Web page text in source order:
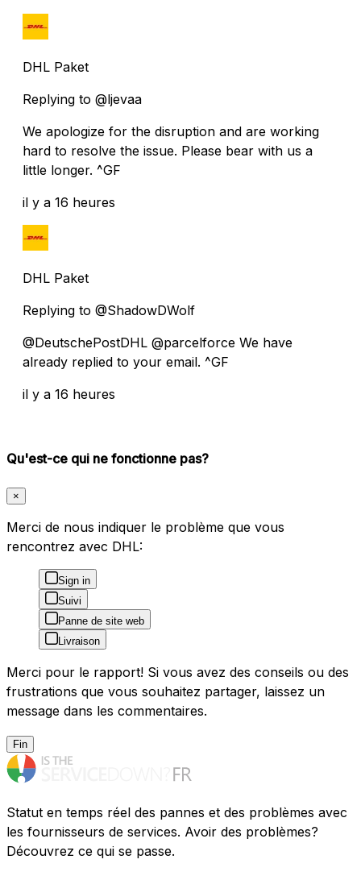
DHL Paket
Replying to @ljevaa
We apologize for the disruption and are working
hard to resolve the issue. Please bear with us a
little longer. ^GF
il y a 16 heures
DHL Paket
Replying to @ShadowDWolf
@DeutschePostDHL @parcelforce We have
already replied to your email. ^GF
il y a 16 heures
Qu'est-ce qui ne fonctionne pas?
×
Merci de nous indiquer le problème que vous
rencontrez avec DHL:
Sign in
Suivi
Panne de site web
Livraison
Merci pour le rapport! Si vous avez des conseils ou des
frustrations que vous souhaitez partager, laissez un
message dans les commentaires.
Fin
Statut en temps réel des pannes et des problèmes avec
les fournisseurs de services. Avoir des problèmes?
Découvrez ce qui se passe.